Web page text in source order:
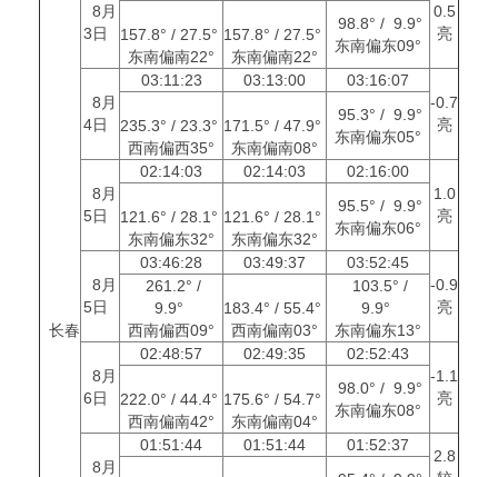
长春
8月
3日
0.5
亮
157.8° / 27.5°
东南偏南22°
157.8° / 27.5°
东南偏南22°
98.8° / 9.9°
东南偏东09°
8月
4日
03:11:23 03:13:00
03:16:07
-0.7
亮
235.3° / 23.3°
西南偏西35°
171.5° / 47.9°
东南偏南08°
95.3° / 9.9°
东南偏东05°
8月
5日
02:14:03 02:14:03
02:16:00
1.0
亮
121.6° / 28.1°
东南偏东32°
121.6° / 28.1°
东南偏东32°
95.5° / 9.9°
东南偏东06°
8月
5日
03:46:28 03:49:37
03:52:45
-0.9
亮
261.2° /
9.9°
西南偏西09°
183.4° / 55.4°
西南偏南03°
103.5° /
9.9°
东南偏东13°
8月
6日
02:48:57 02:49:35
02:52:43
-1.1
亮
222.0° / 44.4°
西南偏南42°
175.6° / 54.7°
东南偏南04°
98.0° / 9.9°
东南偏东08°
8月
01:51:44 01:51:44 01:52:37
2.8